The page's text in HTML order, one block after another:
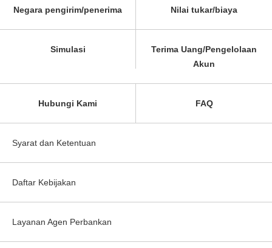
Negara pengirim/penerima Nilai tukar/biaya
Simulasi
Terima Uang/Pengelolaan
Akun
Hubungi Kami FAQ
Syarat dan Ketentuan
Daftar Kebijakan
Layanan Agen Perbankan